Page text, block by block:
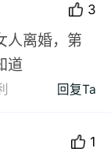
3
人离婚，第
道
回复Ta
1